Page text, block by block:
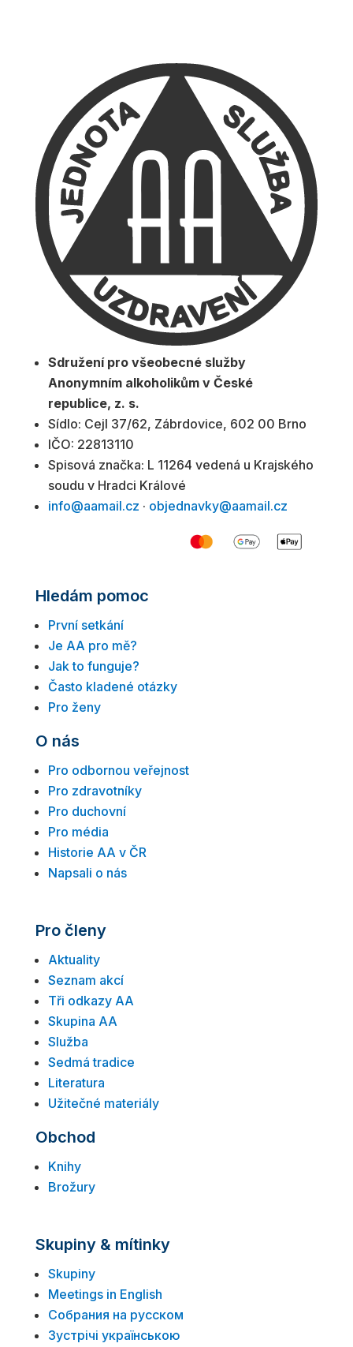
Sdružení pro všeobecné služby
Anonymním alkoholikům v České
republice, z. s.
Sídlo: Cejl 37/62, Zábrdovice, 602 00 Brno
IČO: 22813110
Spisová značka: L 11264 vedená u Krajského
soudu v Hradci Králové
info@aamail.cz · objednavky@aamail.cz
Hledám pomoc
První setkání
Je AA pro mě?
Jak to funguje?
Často kladené otázky
Pro ženy
O nás
Pro odbornou veřejnost
Pro zdravotníky
Pro duchovní
Pro média
Historie AA v ČR
Napsali o nás
Pro členy
Aktuality
Seznam akcí
Tři odkazy AA
Skupina AA
Služba
Sedmá tradice
Literatura
Užitečné materiály
Obchod
Knihy
Brožury
Skupiny & mítinky
Skupiny
Meetings in English
Собрания на русском
Зустрічі українською